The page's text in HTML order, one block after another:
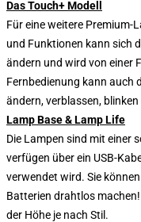
Das Touch+ Modell
Für eine weitere Premium-
und Funktionen kann sich
ändern und wird von einer
Fernbedienung kann auch
ändern, verblassen,
Lamp Base & Lamp Life
Die Lampen sind mit einer
verfügen über ein USB-
verwendet wird. Sie
Batterien drahtlos
der Höhe je nach Stil.